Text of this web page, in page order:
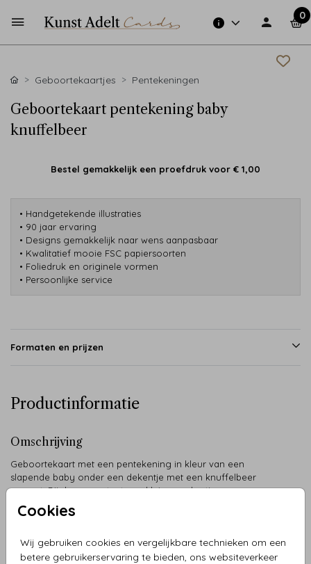
0
Cookies
Wij gebruiken cookies en vergelijkbare technieken om een
betere gebruikerservaring te bieden, ons websiteverkeer
Geboortekaartjes Pentekeningen
Geboortekaart pentekening baby
knuffelbeer
Bestel gemakkelijk een proefdruk voor € 1,00
• Handgetekende illustraties
• 90 jaar ervaring
• Designs gemakkelijk naar wens aanpasbaar
• Kwalitatief mooie FSC papiersoorten
• Foliedruk en originele vormen
• Persoonlijke service
Formaten en prijzen
Productinformatie
Omschrijving
Geboortekaart met een pentekening in kleur van een
slapende baby onder een dekentje met een knuffelbeer
ernaast. Bij de naam staat een klein roze hartje.
Pentekeningen